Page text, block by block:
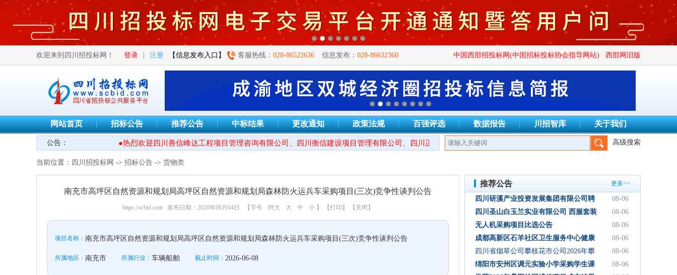
欢迎来到四川招投标网！ 登录 注册 【信息发布入口】 客服热线： 028-86522636 信息发布： 028-86632360 中国西部招投标网(中国招标投标协会指导网站) 西部网旧版
网站首页 招标公告 推荐公告 中标结果 更改通知 政策法规 百强评选 数据报告 川招智库 关于我们
公告： ●热烈欢迎四川善信峰达工程项目管理咨询有限公司、四川衡信建设项目管理有限公司、四川正汇恒招标代理有限公司、四川创致瑞兴工程项目管理有限公司、上海锡
高级搜索
当前位置： 四川招投标网 -> 招标公告 -> 货物类
南充市高坪区自然资源和规划局高坪区自然资源和规划局森林防火运兵车采购项目(三次)竞争性谈判公告
https://scbid.com 发布日期：2026年06月04日 【字号 特大 大 中 小】 【打印】 【关闭】
项目名称： 南充市高坪区自然资源和规划局高坪区自然资源和规划局森林防火运兵车采购项目(三次)竞争性谈判公告
所属地区： 南充市 所属行业： 车辆船舶 截止时间： 2026-06-08
推荐公告 更多>>
四川研溪产业投资发展集团有限公司聘
请第三方服务机构开展贸易业务票据、
国内信用证结算服务结果公告
08-06
四川圣山白玉兰实业有限公司 西服套装
成品采购竞争性磋商公告
08-06
无人机采购项目比选公告
08-06
成都高新区石羊社区卫生服务中心健康
积分银行服务采购项目中选公告
08-06
四川省烟草公司攀枝花市公司2026年攀
枝花烟叶烘烤自动计量服务流标结果公
08-06
绵阳市安州区调元实验小学采购学生课
08-06